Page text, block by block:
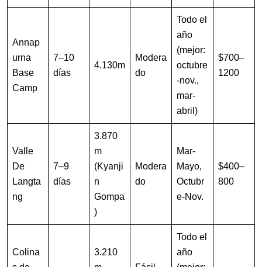
Annap
urna
Base
Camp
7–10
días
4.130m
Modera
do
Todo el
año
(mejor:
octubre
-nov.,
mar-
abril)
$700–
1200
Valle
De
Langta
ng
7–9
días
3.870
m
(Kyanji
n
Gompa
)
Modera
do
Mar-
Mayo,
Octubr
e-Nov.
$400–
800
Colina
3.210
Todo el
año